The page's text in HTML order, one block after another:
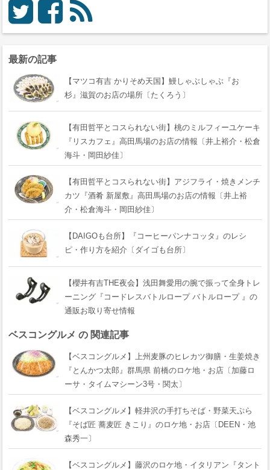
最新の記事
【マツコ有吉 かりそめ天国】鰻しゃぶしゃぶ『おゝ
杉』滋賀のお店の場所〔たくろう〕
【有田哲平とコスられない街】桃のミルフィーユケーキ
『リスカフェ』高田馬場のお店の情報〔井上裕介・松倉
海斗・岡田紗佳〕
【有田哲平とコスられない街】アジフライ・焼きメンチ
カツ『酒肴 新屋敷』高田馬場のお店の情報〔井上裕
介・松倉海斗・岡田紗佳〕
【DAIGOも台所】『コーヒーパンナコッタ』のレシ
ピ・作り方を紹介〔ダイゴも台所〕
【櫻井有吉THE夜会】浅田舞愛用の腕で振って全身トレ
ーニング『コードレスバトルロープ バトルロープ 』の
通販お取り寄せ情報
ベスコングルメ の 関連記事
【ベスコングルメ】上州麦豚のヒレカツ御膳・生姜焼き
『とんかつ太郎』群馬県 前橋のロケ地・お店〔加藤ロ
ーサ・タイムマシーン3号・関太〕
【ベスコングルメ】軽井沢の手打ちそば・野菜天ぷら
『そば匠 蕎麦匠 きこり』のロケ地・お店〔DEEN・池
森秀一〕
【ベスコングルメ】藤沢のロケ地・イタリアン『タント